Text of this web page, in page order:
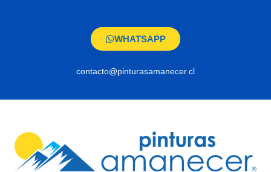
WHATSAPP
contacto@pinturasamanecer.cl